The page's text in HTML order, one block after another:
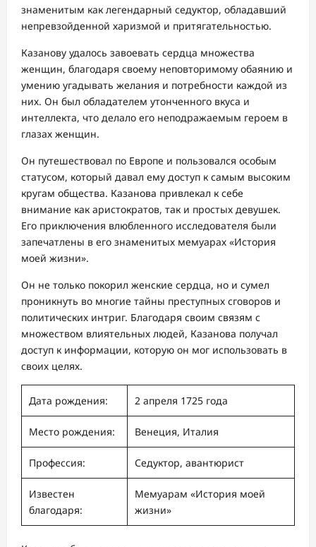
знаменитым как легендарный седуктор, обладавший
непревзойденной харизмой и притягательностью.
Казанову удалось завоевать сердца множества
женщин, благодаря своему неповторимому обаянию и
умению угадывать желания и потребности каждой из
них. Он был обладателем утонченного вкуса и
интеллекта, что делало его неподражаемым героем в
глазах женщин.
Он путешествовал по Европе и пользовался особым
статусом, который давал ему доступ к самым высоким
кругам общества. Казанова привлекал к себе
внимание как аристократов, так и простых девушек.
Его приключения влюбленного исследователя были
запечатлены в его знаменитых мемуарах «История
моей жизни».
Он не только покорил женские сердца, но и сумел
проникнуть во многие тайны преступных сговоров и
политических интриг. Благодаря своим связям с
множеством влиятельных людей, Казанова получал
доступ к информации, которую он мог использовать в
своих целях.
Дата рождения: 2 апреля 1725 года
Место рождения: Венеция, Италия
Профессия: Седуктор, авантюрист
Известен
благодаря:
Мемуарам «История моей
жизни»